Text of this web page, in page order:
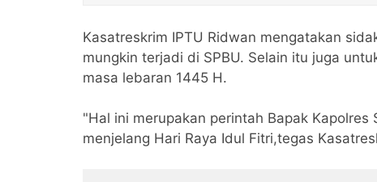
Kasatreskrim IPTU Ridwan mengatakan
mungkin terjadi di SPBU. Selain itu juga
masa lebaran 1445 H.
"Hal ini merupakan perintah Bapak
menjelang Hari Raya Idul Fitri,tegas